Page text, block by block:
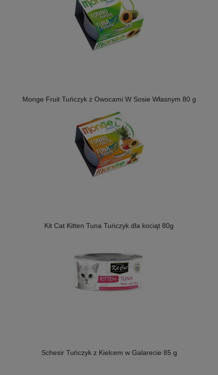
Monge Fruit Tuńczyk z Owocami W Sosie Własnym 80 g
Kit Cat Kitten Tuna Tuńczyk dla kociąt 80g
Schesir Tuńczyk z Kielcem w Galarecie 85 g